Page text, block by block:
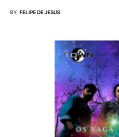
BY FELIPE DE JESUS